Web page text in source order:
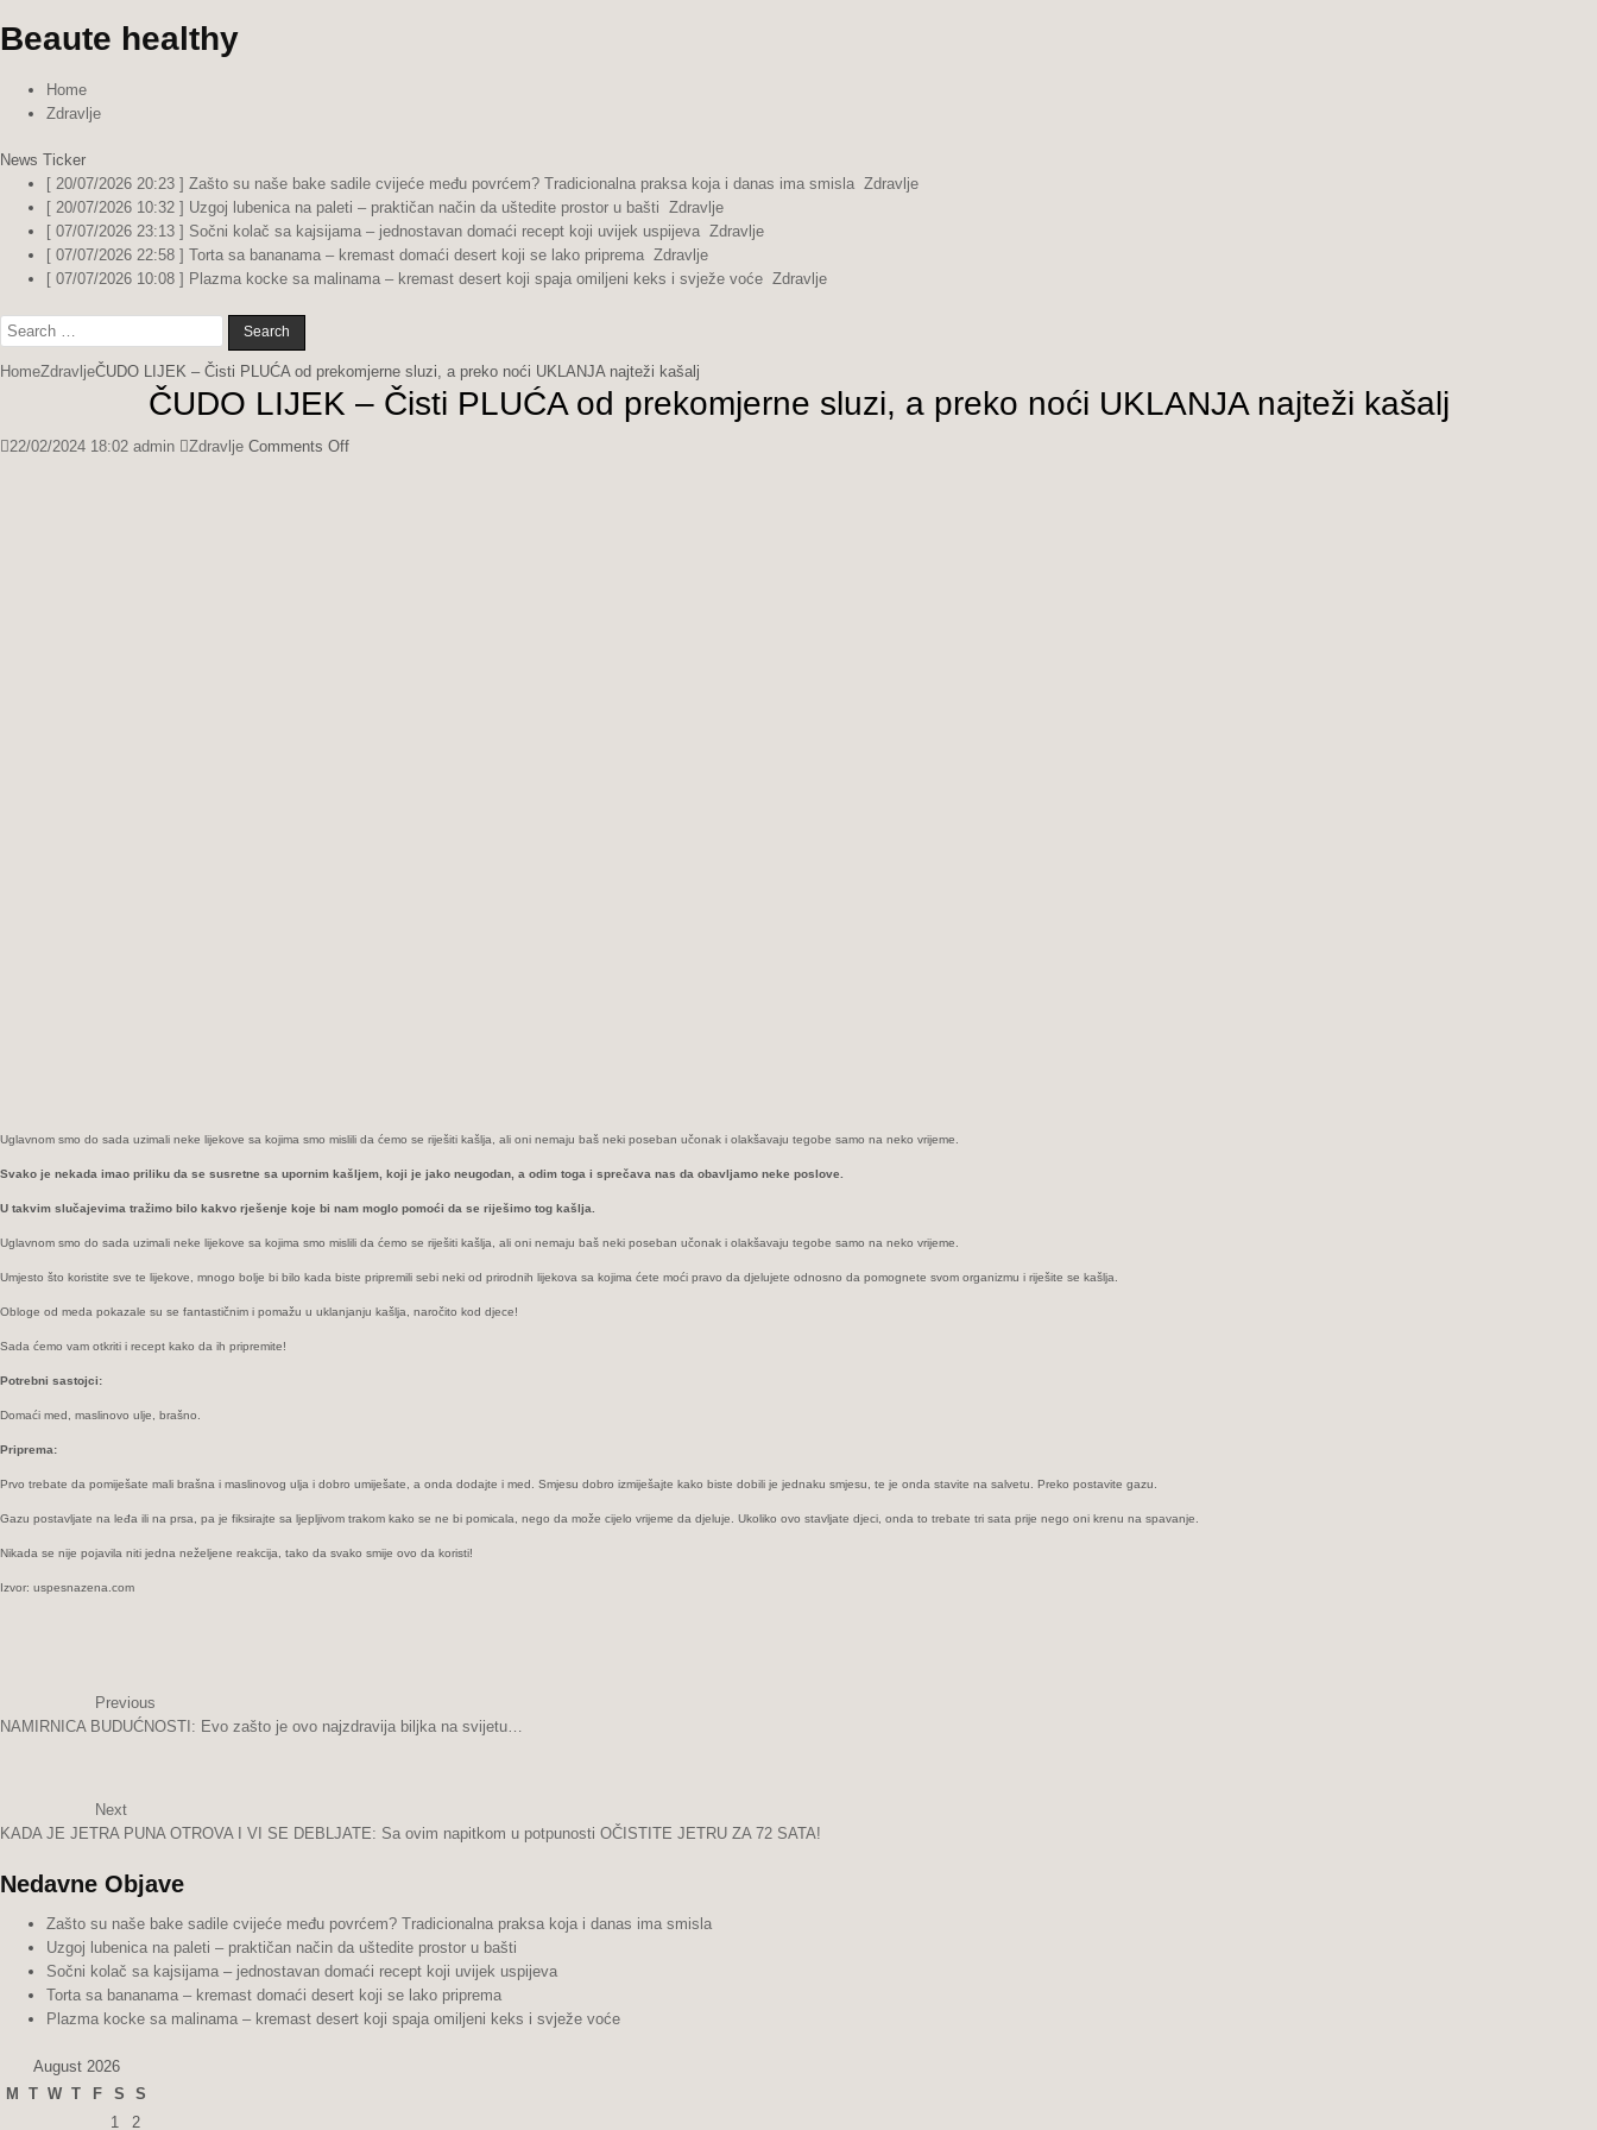
Beaute healthy
Home
Zdravlje
News Ticker
[ 20/07/2026 20:23 ] Zašto su naše bake sadile cvijeće među povrćem? Tradicionalna praksa koja i danas ima smisla Zdravlje
[ 20/07/2026 10:32 ] Uzgoj lubenica na paleti – praktičan način da uštedite prostor u bašti Zdravlje
[ 07/07/2026 23:13 ] Sočni kolač sa kajsijama – jednostavan domaći recept koji uvijek uspijeva Zdravlje
[ 07/07/2026 22:58 ] Torta sa bananama – kremast domaći desert koji se lako priprema Zdravlje
[ 07/07/2026 10:08 ] Plazma kocke sa malinama – kremast desert koji spaja omiljeni keks i svježe voće Zdravlje
Search
for:
HomeZdravljeČUDO LIJEK – Čisti PLUĆA od prekomjerne sluzi, a preko noći UKLANJA najteži kašalj
ČUDO LIJEK – Čisti PLUĆA od prekomjerne sluzi, a preko noći UKLANJA najteži kašalj
22/02/2024 18:02 admin Zdravlje Comments Offon
Uglavnom smo do sada uzimali neke lijekove sa kojima smo mislili da ćemo se riješiti kašlja, ali oni nemaju baš neki poseban učonak i olakšavaju tegobe samo na neko vrijeme.
Svako je nekada imao priliku da se susretne sa upornim kašljem, koji je jako neugodan, a odim toga i sprečava nas da obavljamo neke poslove.
U takvim slučajevima tražimo bilo kakvo rješenje koje bi nam moglo pomoći da se riješimo tog kašlja.
Uglavnom smo do sada uzimali neke lijekove sa kojima smo mislili da ćemo se riješiti kašlja, ali oni nemaju baš neki poseban učonak i olakšavaju tegobe samo na neko vrijeme.
Umjesto što koristite sve te lijekove, mnogo bolje bi bilo kada biste pripremili sebi neki od prirodnih lijekova sa kojima ćete moći pravo da djelujete odnosno da pomognete svom organizmu i riješite se kašlja.
Obloge od meda pokazale su se fantastičnim i pomažu u uklanjanju kašlja, naročito kod djece!
Sada ćemo vam otkriti i recept kako da ih pripremite!
Potrebni sastojci:
Domaći med, maslinovo ulje, brašno.
Priprema:
Prvo trebate da pomiješate mali brašna i maslinovog ulja i dobro umiješate, a onda dodajte i med. Smjesu dobro izmiješajte kako biste dobili je jednaku smjesu, te je onda stavite na salvetu. Preko postavite gazu.
Gazu postavljate na leđa ili na prsa, pa je fiksirajte sa ljepljivom trakom kako se ne bi pomicala, nego da može cijelo vrijeme da djeluje. Ukoliko ovo stavljate djeci, onda to trebate tri sata prije nego oni krenu na spavanje.
Nikada se nije pojavila niti jedna neželjene reakcija, tako da svako smije ovo da koristi!
Izvor: uspesnazena.com
Previous
NAMIRNICA BUDUĆNOSTI: Evo zašto je ovo najzdravija biljka na svijetu…
Next
KADA JE JETRA PUNA OTROVA I VI SE DEBLJATE: Sa ovim napitkom u potpunosti OČISTITE JETRU ZA 72 SATA!
Nedavne Objave
Zašto su naše bake sadile cvijeće među povrćem? Tradicionalna praksa koja i danas ima smisla
Uzgoj lubenica na paleti – praktičan način da uštedite prostor u bašti
Sočni kolač sa kajsijama – jednostavan domaći recept koji uvijek uspijeva
Torta sa bananama – kremast domaći desert koji se lako priprema
Plazma kocke sa malinama – kremast desert koji spaja omiljeni keks i svježe voće
August 2026
M
T W T F S
S
1
2